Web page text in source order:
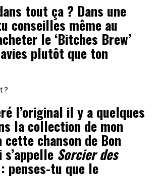
tout ça ? Dans une
conseilles même au
le ‘Bitches Brew’
plutôt que ton
?
l’original il y a quelques
la collection de mon
cette chanson de Bon
s’appelle Sorcier des
penses-tu que le